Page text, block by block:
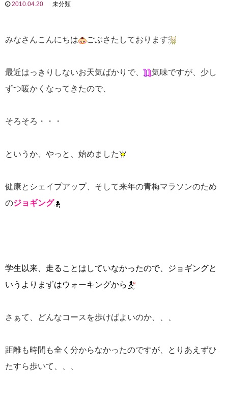
2010.04.20 未分類
みなさんこんにちは ごぶさたしております
最近はっきりしないお天気ばかりで、
気味ですが、少し
ずつ暖かくなってきたので、
そろそろ・・・
というか、やっと、始めました
健康とシェイプアップ、そして来年の青梅マラソンのため
のジョギング
学生以来、走ることはしていなかったので、ジョギングと
いうよりまずはウォーキングから
さぁて、どんなコースを歩けばよいのか、、、
距離も時間も全く分からなかったのですが、とりあえずひ
たすら歩いて、、、